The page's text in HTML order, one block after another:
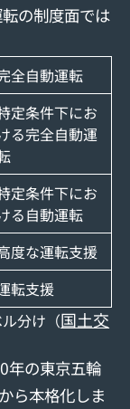
の制度面では
全自動運転
定条件下にお
る完全自動運
定条件下にお
る自動運転
度な運転支援
転支援
分け（国土交
年の東京五輪
ら本格化しま